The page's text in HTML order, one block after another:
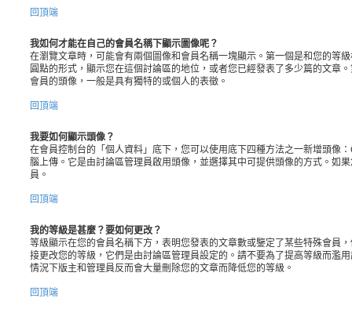
回頂端
我如何才能在自己的會員名稱下顯示圖像呢？
在瀏覽文章時，可能會有兩個圖像和會員名稱一塊顯示。第一個是和您的等
圓點的形式，顯示您在這個討論區的地位，或者您已經發表了多少篇的文章
會員的頭像，一般是具有獨特的或個人的表徵。
回頂端
我要如何顯示頭像？
在會員控制台的「個人資料」底下，您可以使用底下四種方法之一新增頭像
腦上傳。它是由討論區管理員啟用頭像，並選擇其中可提供頭像的方式。如
員。
回頂端
我的等級是甚麼？要如何更改？
等級顯示在您的會員名稱下方，表明您發表的文章數或鑒定了某些特殊會員
接更改您的等級，它們是由討論區管理員設定的。請不要為了提高等級而濫
情況下版主和管理員反而會大量刪除您的文章而降低您的等級。
回頂端